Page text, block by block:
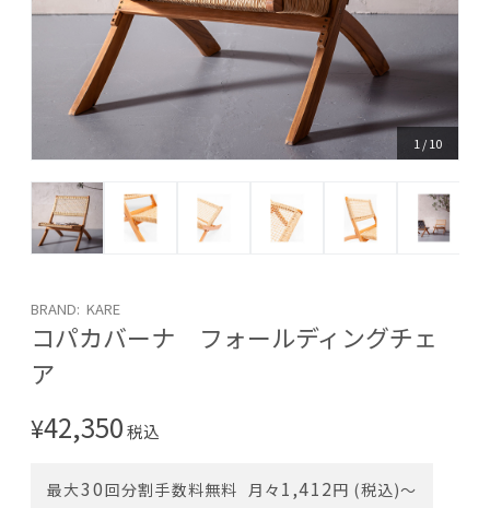
1 /10
BRAND: KARE
コパカバーナ フォールディングチェ
ア
¥42,350税込
最大30回分割手数料無料 月々 1,412円 (税込)〜